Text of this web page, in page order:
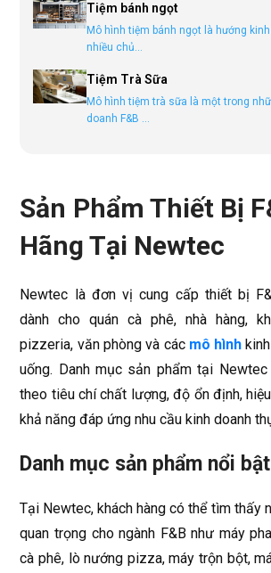
Tiệm bánh ngọt
Mô hình tiệm bánh ngọt là hướng
nhiều chủ...
Tiệm Trà Sữa
Mô hình tiệm trà sữa là một trong
doanh F&B ...
Sản Phẩm Thiết Bị
Hãng Tại Newtec
Newtec là đơn vị cung cấp thiết bị
dành cho quán cà phê, nhà hàng,
pizzeria, văn phòng và các mô hình
uống. Danh mục sản phẩm tại
theo tiêu chí chất lượng, độ ổn định,
khả năng đáp ứng nhu cầu kinh doanh
Danh mục sản phẩm nổi bật
Tại Newtec, khách hàng có thể tìm thấy
quan trọng cho ngành F&B như máy
cà phê, lò nướng pizza, máy trộn bột,